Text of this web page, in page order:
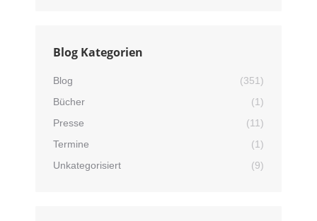
Blog Kategorien
Blog
(351)
Bücher
(1)
Presse
(11)
Termine
(1)
Unkategorisiert
(9)